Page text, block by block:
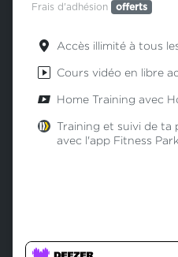
Frais d'adhésion
offerts
Accès illimité à tous
Cours vidéo en libre
Home Training avec
Training et suivi de ta
avec l'app Fitness Park